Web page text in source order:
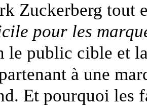
Zuckerberg tout
pour les
le public cible et
à une
Et pourquoi les